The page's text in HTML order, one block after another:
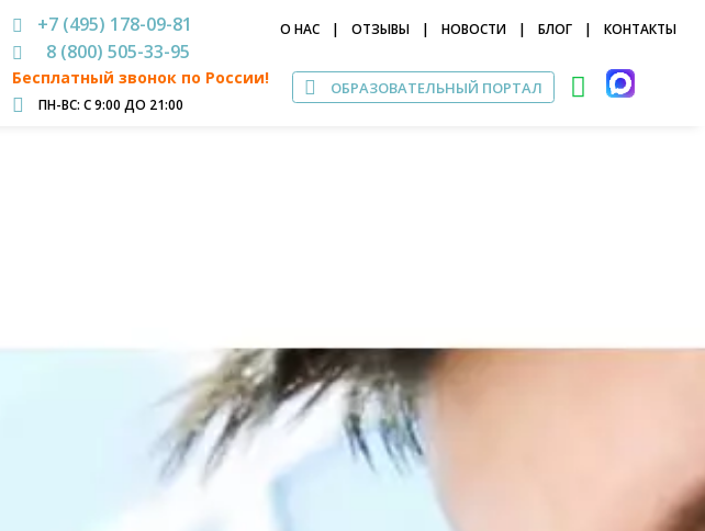
+7 (495) 178-09-81
8 (800) 505-33-95
Бесплатный звонок по России!
ПН-ВС: С 9:00 ДО 21:00
О НАС | ОТЗЫВЫ | НОВОСТИ | БЛОГ | КОНТАКТЫ
ОБРАЗОВАТЕЛЬНЫЙ ПОРТАЛ